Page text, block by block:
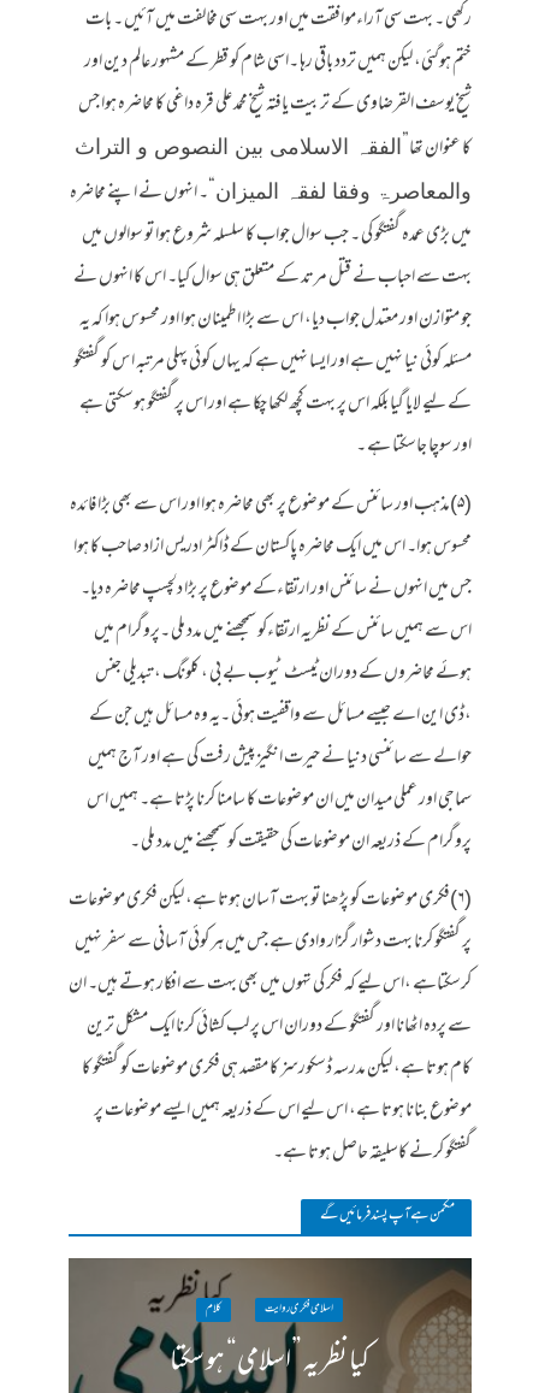
رکھی ۔ بہت سی آراءموافقت میں اور بہت سی مخالفت میں آئیں ۔ بات
ختم ہوگئی، لیکن ہمیں تردد باقی رہا ۔اسی شام کو قطر کے مشہور عالم دین اور
شیخ یوسف القرضاوی کے تربیت یافتہ شیخ محمد علی قرہ داغی کا محاضرہ ہوا جس
کا عنوان تھا”
الفقہ الاسلامی بین النصوص و التراث
والمعاصرۃ وفقا لفقہ المیزان “۔ انہوں نے اپنے محاضرہ
میں بڑی عمدہ گفتگو کی ۔ جب سوال جواب کا سلسلہ شروع ہوا تو سوالوں میں
بہت سے احباب نے قتل مرتد کے متعلق ہی سوال کیا۔ اس کا انہوں نے
جو متوازن اور معتدل جواب دیا، اس سے بڑا اطمینان ہوا اور محسوس ہوا کہ یہ
مسئلہ کوئی نیا نہیں ہے اور ایسا نہیں ہے کہ یہاں کوئی پہلی مرتبہ ا س کو گفتگو
کے لیے لایا گیا بلکہ اس پر بہت کچھ لکھا چکا ہے اور اس پر گفتگو ہوسکتی ہے
اور سوچا جاسکتا ہے ۔
(۵)مذہب اور سائنس کے موضوع پر بھی محاضرہ ہوا اور اس سے بھی بڑا فائدہ
محسوس ہوا۔ اس میں ایک محاضرہ پاکستان کے ڈاکٹر ادریس ازاد صاحب کا ہوا
جس میں انہوں نے سائنس اور ارتقاءکے موضوع پر بڑا دلچسپ محاضرہ دیا۔
اس سے ہمیں سائنس کے نظریہ ارتقاءکو سمجھنے میں مدد ملی ۔پروگرام میں
ہوئے محاضروں کے دوران ٹیسٹ ٹیوب بے بی ، کلونگ ، تبدیلی جنس
،ڈی این اے جیسے مسائل سے واقفیت ہوئی ۔یہ وہ مسائل ہیں جن کے
حوالے سے سائنسی دنیا نے حیرت انگیز پیش رفت کی ہے اور آج ہمیں
سماجی اور عملی میدان میں ان موضوعات کا سامنا کرنا پڑتا ہے۔ ہمیں اس
پروگرام کے ذریعہ ان موضوعات کی حقیقت کو سمجھنے میں مدد ملی ۔
(۶)فکری موضوعات کو پڑھنا تو بہت آسان ہوتا ہے، لیکن فکری موضوعات
پر گفتگو کرنا بہت دشوار گزار وادی ہے جس میں ہر کوئی آسانی سے سفر نہیں
کرسکتاہے ،اس لیے کہ فکر کی تہوں میں بھی بہت سے افکار ہوتے ہیں۔ ان
سے پردہ اٹھانا اور گفتگو کے دوران اس پر لب کشائی کرنا ایک مشکل ترین
کام ہوتا ہے، لیکن مدرسہ ڈسکورسز کا مقصد ہی فکری موضوعات کو گفتگو کا
موضوع بنانا ہوتا ہے، اس لیے اس کے ذریعہ ہمیں ایسے موضوعات پر
گفتگو کرنے کاسلیقہ حاصل ہوتا ہے۔
مکمن ہےآپ پسند فرمائیں گے
اسلامی فکری روایت کلام
کیا نظریہ ”اسلامی“ ہو سکتا